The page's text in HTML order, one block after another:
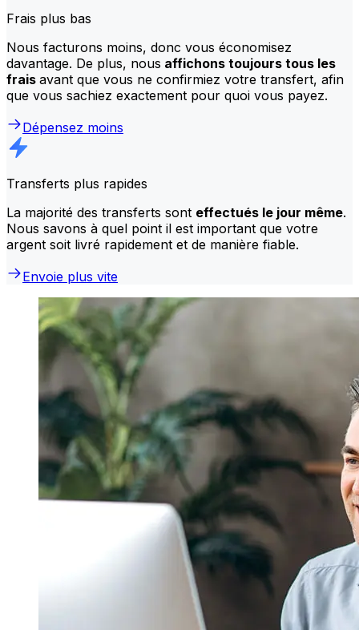
Frais plus bas
Nous facturons moins, donc vous économisez
davantage. De plus, nous affichons toujours tous les
frais avant que vous ne confirmiez votre transfert, afin
que vous sachiez exactement pour quoi vous payez.
Dépensez moins
Transferts plus rapides
La majorité des transferts sont effectués le jour même.
Nous savons à quel point il est important que votre
argent soit livré rapidement et de manière fiable.
Envoie plus vite